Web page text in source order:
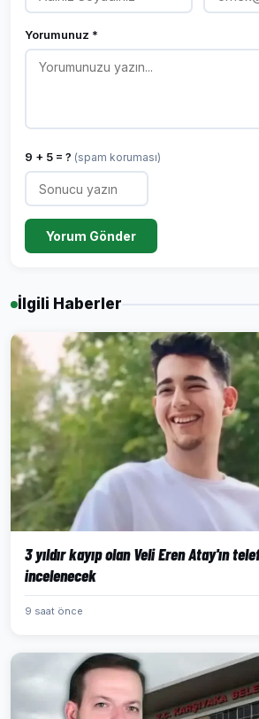
Yorumunuz *
9 + 5 = ? (spam koruması)
Yorum Gönder
İlgili Haberler
3 yıldır kayıp olan Veli Eren Atay'ın
incelenecek
9 saat önce